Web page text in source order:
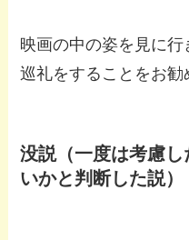
映画の中の姿を見に
巡礼をすることをお勧
没説（一度は考慮
いかと判断した説）